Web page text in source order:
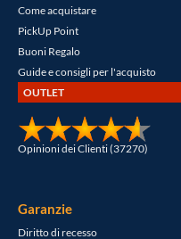
Come acquistare
PickUp Point
Buoni Regalo
Guide e consigli per l'acquisto
OUTLET
Opinioni dei Clienti (37270)
Garanzie
Diritto di recesso